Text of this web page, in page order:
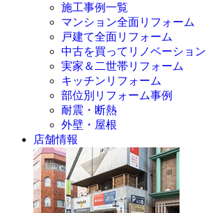
施工事例一覧
マンション全面リフォーム
戸建て全面リフォーム
中古を買ってリノベーション
実家＆二世帯リフォーム
キッチンリフォーム
部位別リフォーム事例
耐震・断熱
外壁・屋根
店舗情報